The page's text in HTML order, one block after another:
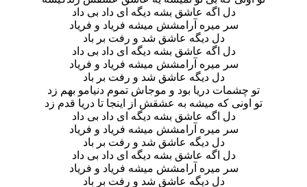
دل اگه عاشق بشه دیگه ای داد بی داد
سر میره آرامشش میشه فریاد و فریاد
دل دیگه عاشق شد و رفت بر باد
دل اگه عاشق بشه دیگه ای داد بی داد
سر میره آرامشش میشه فریاد و فریاد
دل دیگه عاشق شد و رفت بر باد
تو چشمات دریا بود و موجاش تموم دنیامو بهم زد
تو اونی که میشه به عشقش از اینجا تا دریا قدم زد
دل اگه عاشق بشه دیگه ای داد بی داد
سر میره آرامشش میشه فریاد و فریاد
دل دیگه عاشق شد و رفت بر باد
دل اگه عاشق بشه دیگه ای داد بی داد
سر میره آرامشش میشه فریاد و فریاد
دل دیگه عاشق شد و رفت بر باد